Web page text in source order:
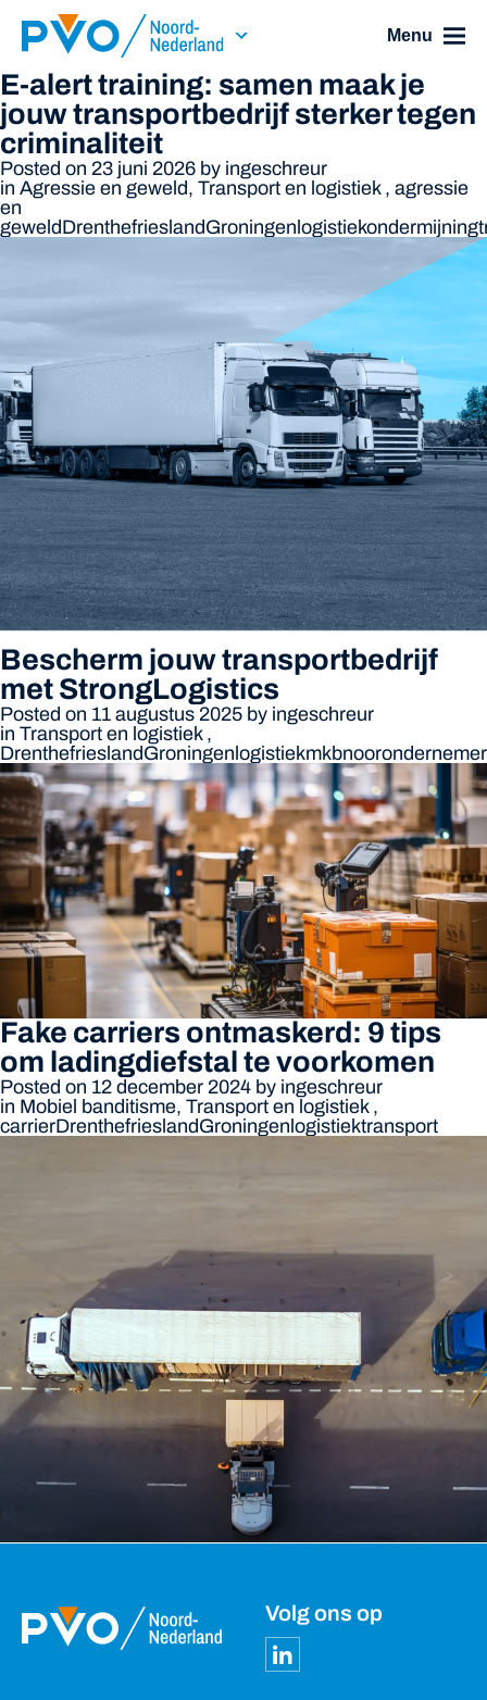
Skip Navigation or Skip to Content
Menu
E-alert training: samen maak je
jouw transportbedrijf sterker tegen
criminaliteit
Posted on 23 juni 2026 by ingeschreur
in Agressie en geweld, Transport en logistiek , agressie
en
geweldDrenthefrieslandGroningen logistiekondermijning
Bescherm jouw transportbedrijf
met StrongLogistics
Posted on 11 augustus 2025 by ingeschreur
in Transport en logistiek ,
DrenthefrieslandGroningenlogistiekmkbnoor
Fake carriers ontmaskerd: 9 tips
om ladingdiefstal te voorkomen
Posted on 12 december 2024 by ingeschreur
in Mobiel banditisme, Transport en logistiek ,
carrierDrenthefrieslandGroningenlogistiektransport
Volg ons op